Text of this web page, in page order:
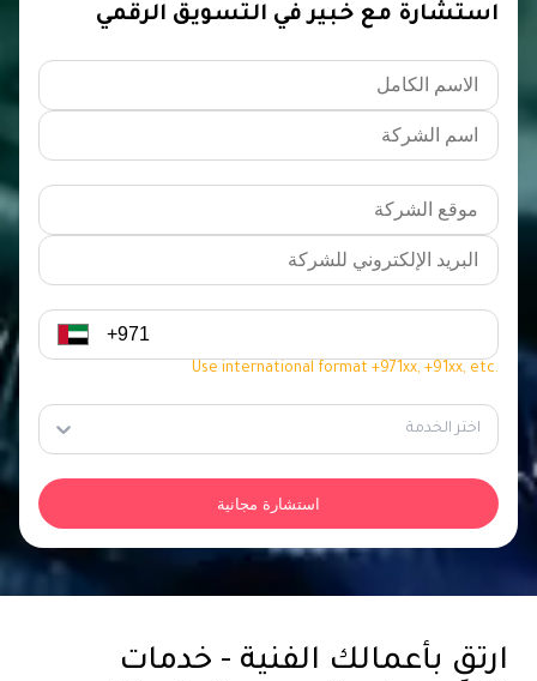
استشارة مع خبير في التسويق الرقمي
Use international format +971xx, +91xx, etc.
اختر الخدمة
استشارة مجانية
ارتقِ بأعمالك الفنية - خدمات